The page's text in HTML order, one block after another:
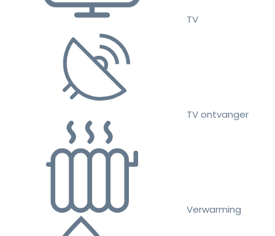
TV
TV ontvanger
Verwarming